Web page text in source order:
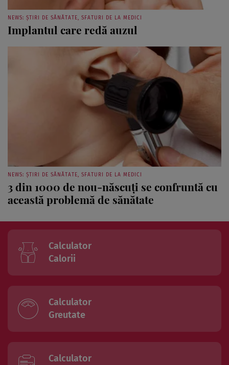
NEWS: ȘTIRI DE SĂNĂTATE, SFATURI DE LA MEDICI
Implantul care redă auzul
NEWS: ȘTIRI DE SĂNĂTATE, SFATURI DE LA MEDICI
3 din 1000 de nou-născuţi se confruntă cu
această problemă de sănătate
Calculator
Calorii
Calculator
Greutate
Calculator